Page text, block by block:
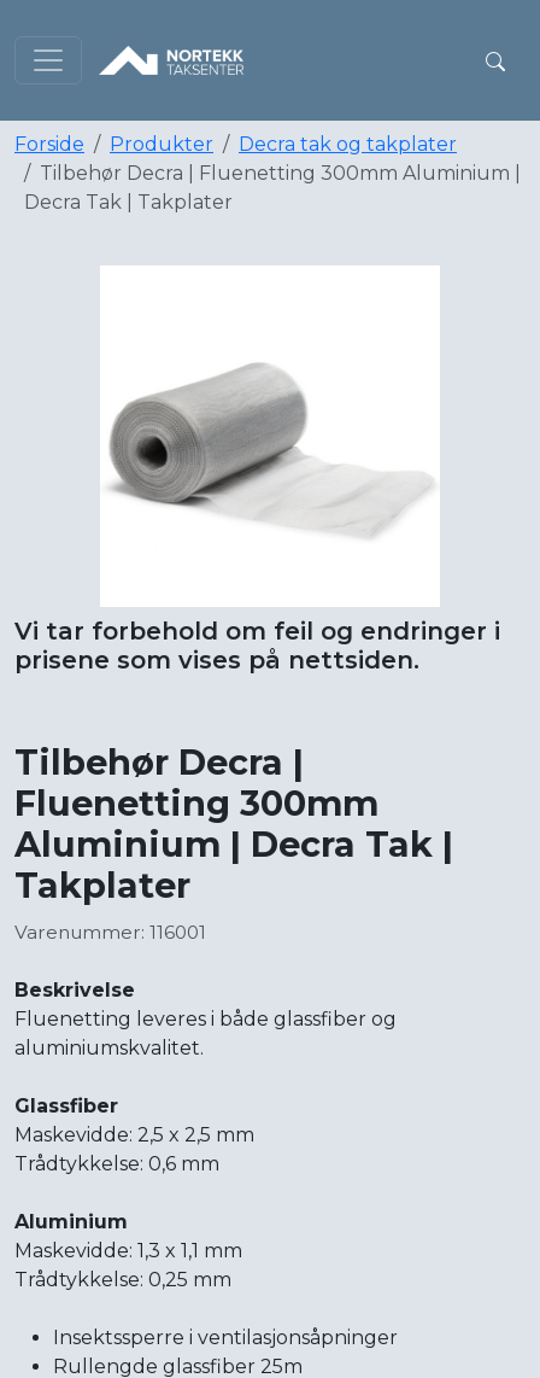
Forside Produkter
Decra tak og takplater
Tilbehør Decra | Fluenetting 300mm Aluminium |
Decra Tak | Takplater
Vi tar forbehold om feil og endringer i
prisene som vises på nettsiden.
Tilbehør Decra |
Fluenetting 300mm
Aluminium | Decra Tak |
Takplater
Varenummer: 116001
Beskrivelse
Fluenetting leveres i både glassfiber og
aluminiumskvalitet.
Glassfiber
Maskevidde: 2,5 x 2,5 mm
Trådtykkelse: 0,6 mm
Aluminium
Maskevidde: 1,3 x 1,1 mm
Trådtykkelse: 0,25 mm
Insektssperre i ventilasjonsåpninger
Rullengde glassfiber 25m